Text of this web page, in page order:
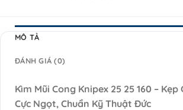
MÔ TẢ
ĐÁNH GIÁ (0)
Kìm Mũi Cong Knipex 25 25 160 – Kẹp
Cực Ngọt, Chuẩn Kỹ Thuật Đức